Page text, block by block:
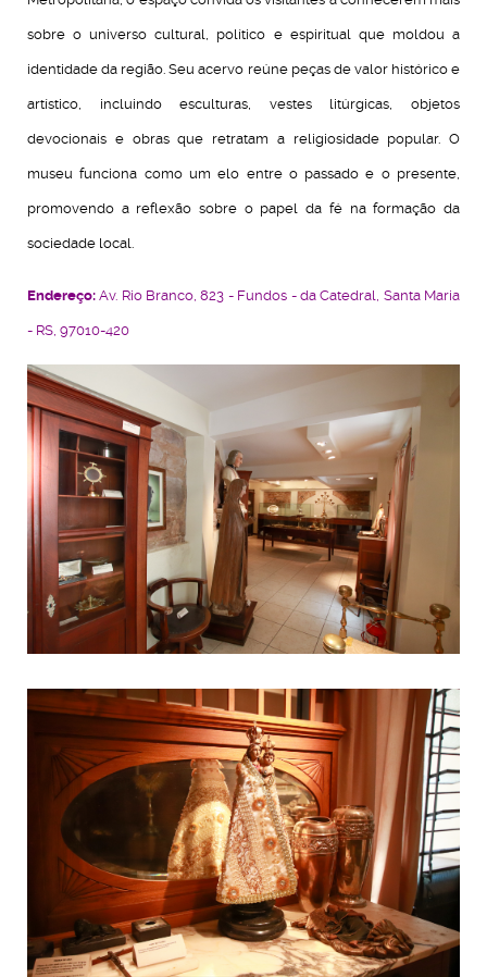
sobre o universo cultural, político e espiritual que moldou a
identidade da região. Seu acervo reúne peças de valor histórico e
artístico, incluindo esculturas, vestes litúrgicas, objetos
devocionais e obras que retratam a religiosidade popular. O
museu funciona como um elo entre o passado e o presente,
promovendo a reflexão sobre o papel da fé na formação da
sociedade local.
Endereço: Av. Rio Branco, 823 - Fundos - da Catedral, Santa Maria
- RS, 97010-420